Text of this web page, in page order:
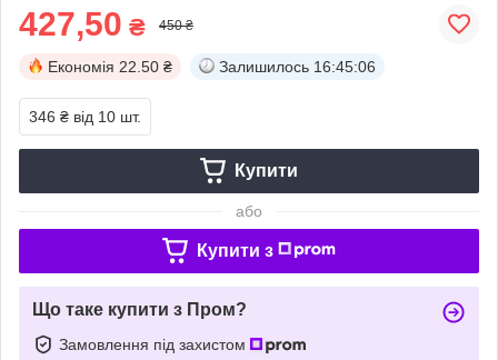
427,50 ₴ 450 ₴
Економія 22.50 ₴ Залишилось 16:45:05
346 ₴ від 10 шт.
Купити
або
Купити з
Що таке купити з Пром?
Замовлення під захистом